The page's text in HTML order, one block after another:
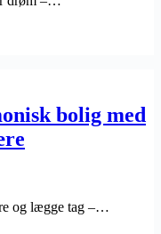
bolig med
og lægge tag –…